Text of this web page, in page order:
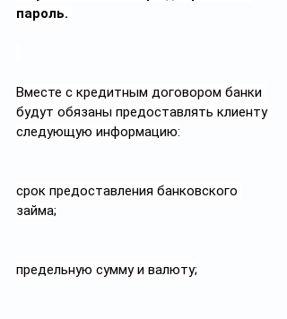
пароль.
Вместе с кредитным договором банки
будут обязаны предоставлять клиенту
следующую информацию:
срок предоставления банковского
займа;
предельную сумму и валюту;